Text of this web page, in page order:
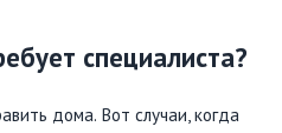
специалиста?
дома. Вот случаи, когда